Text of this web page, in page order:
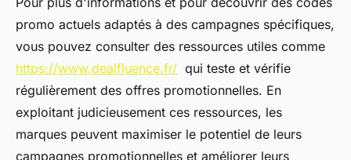
promo actuels adaptés à des campagnes spécifiques,
vous pouvez consulter des ressources utiles comme
https://www.dealfluence.fr/ qui teste et vérifie
régulièrement des offres promotionnelles. En
exploitant judicieusement ces ressources, les
marques peuvent maximiser le potentiel de leurs
campagnes promotionnelles et améliorer leurs